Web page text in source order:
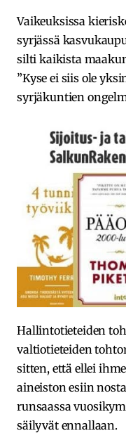
Vaikeuksissa
syrjässä
silti kaikista
”Kyse ei siis ole
syrjäkuntien
Hallintotieteiden
valtiotieteiden
sitten, että ellei
aineiston esiin
runsaassa
säilyvät ennallaan.